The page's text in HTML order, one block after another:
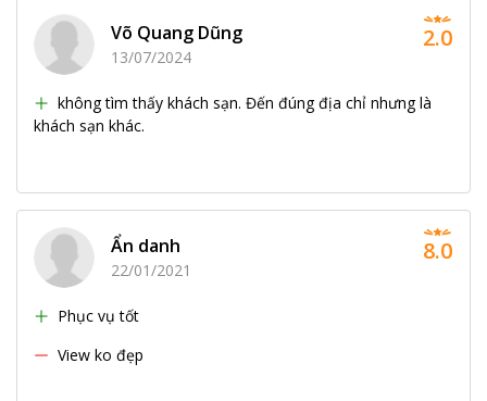
Võ Quang Dũng
13/07/2024
không tìm thấy khách sạn. Đến đúng địa chỉ nhưng là
khách sạn khác.
2.0
Ẩn danh
22/01/2021
Phục vụ tốt
View ko đẹp
8.0